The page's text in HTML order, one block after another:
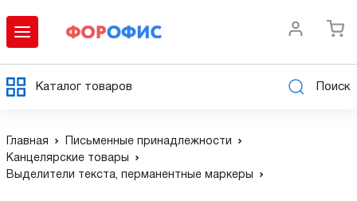
Каталог товаров Поиск
Главная
Письменные принадлежности
Канцелярские товары
Выделители текста, перманентные маркеры